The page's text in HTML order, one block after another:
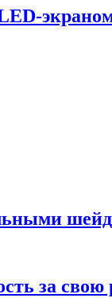
экраном
за